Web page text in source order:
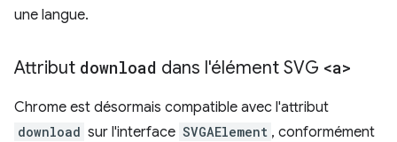
une langue.
Attribut download dans l'élément SVG <a>
Chrome est désormais compatible avec l'attribut
download sur l'interface SVGAElement , conformément